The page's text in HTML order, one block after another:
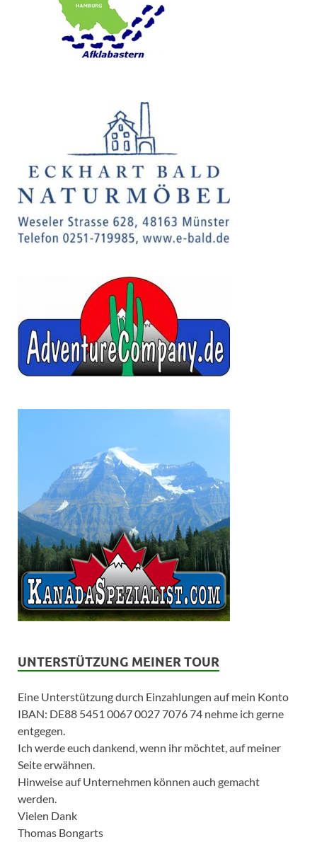
UNTERSTÜTZUNG MEINER TOUR
Eine Unterstützung durch Einzahlungen auf mein Konto
IBAN: DE88 5451 0067 0027 7076 74 nehme ich gerne
entgegen.
Ich werde euch dankend, wenn ihr möchtet, auf meiner
Seite erwähnen.
Hinweise auf Unternehmen können auch gemacht
werden.
Vielen Dank
Thomas Bongarts